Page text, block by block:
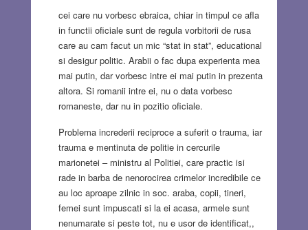
cei care nu vorbesc ebraica, chiar in timpul ce afla
in functii oficiale sunt de regula vorbitorii de rusa
care au cam facut un mic “stat in stat”, educational
si desigur politic. Arabii o fac dupa experienta mea
mai putin, dar vorbesc intre ei mai putin in prezenta
altora. Si romanii intre ei, nu o data vorbesc
romaneste, dar nu in pozitio oficiale.
Problema increderii reciproce a suferit o trauma, iar
trauma e mentinuta de politie in cercurile
marionetei – ministru al Politiei, care practic isi
rade in barba de nenorocirea crimelor incredibile ce
au loc aproape zilnic in soc. araba, copii, tineri,
femei sunt impuscati si la ei acasa, armele sunt
nenumarate si peste tot, nu e usor de identificat,,